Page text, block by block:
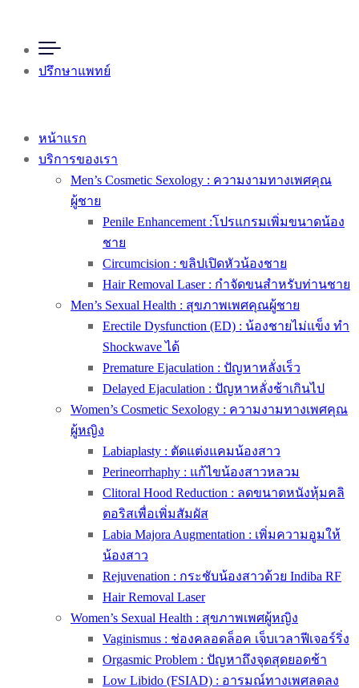
ปรึกษาแพทย์
หน้าแรก
บริการของเรา
Men’s Cosmetic Sexology : ความงามทางเพศคุณ
ผู้ชาย
Penile Enhancement :โปรแกรมเพิ่มขนาดน้อง
ชาย
Circumcision : ขลิปเปิดหัวน้องชาย
Hair Removal Laser : กำจัดขนสำหรับท่านชาย
Men’s Sexual Health : สุขภาพเพศคุณผู้ชาย
Erectile Dysfunction (ED) : น้องชายไม่แข็ง ทำ
Shockwave ได้
Premature Ejaculation : ปัญหาหลั่งเร็ว
Delayed Ejaculation : ปัญหาหลั่งช้าเกินไป
Women’s Cosmetic Sexology : ความงามทางเพศคุณ
ผู้หญิง
Labiaplasty : ตัดแต่งแคมน้องสาว
Perineorrhaphy : แก้ไขน้องสาวหลวม
Clitoral Hood Reduction : ลดขนาดหนังหุ้มคลิ
ตอริสเพื่อเพิ่มสัมผัส
Labia Majora Augmentation : เพิ่มความอูมให้
น้องสาว
Rejuvenation : กระชับน้องสาวด้วย Indiba RF
Hair Removal Laser
Women’s Sexual Health : สุขภาพเพศผู้หญิง
Vaginismus : ช่องคลอดล็อค เจ็บเวลาฟีเจอร์ริ่ง
Orgasmic Problem : ปัญหาถึงจุดสุดยอดช้า
Low Libido (FSIAD) : อารมณ์ทางเพศลดลง